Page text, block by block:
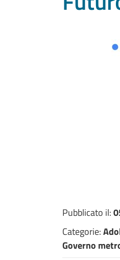
Pubblicato il:
Categorie:
Governo